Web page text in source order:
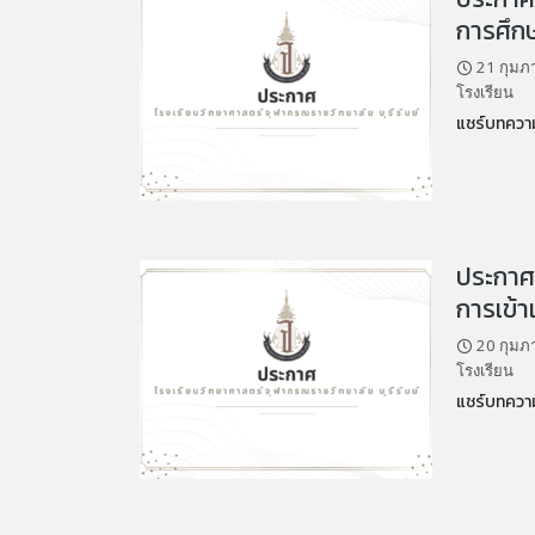
การศึก
21 กุมภ
โรงเรียน
แชร์บทคว
ประกา
การเข้
20 กุมภ
โรงเรียน
แชร์บทคว